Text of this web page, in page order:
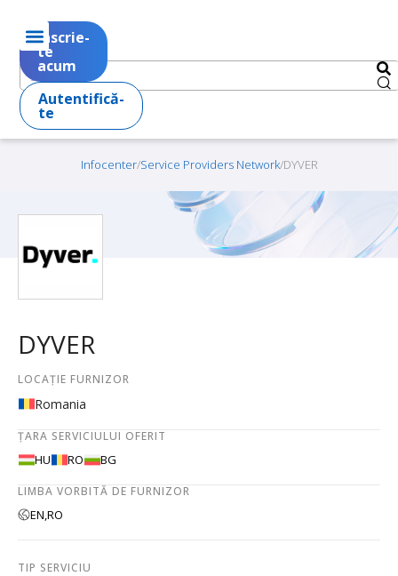
Înscrie-
te
acum
Autentifică-
te
Infocenter/Service Providers Network/DYVER
DYVER
LOCAŢIE FURNIZOR
Romania
ȚARA SERVICIULUI OFERIT
HU RO BG
LIMBA VORBITĂ DE FURNIZOR
EN,RO
TIP SERVICIU